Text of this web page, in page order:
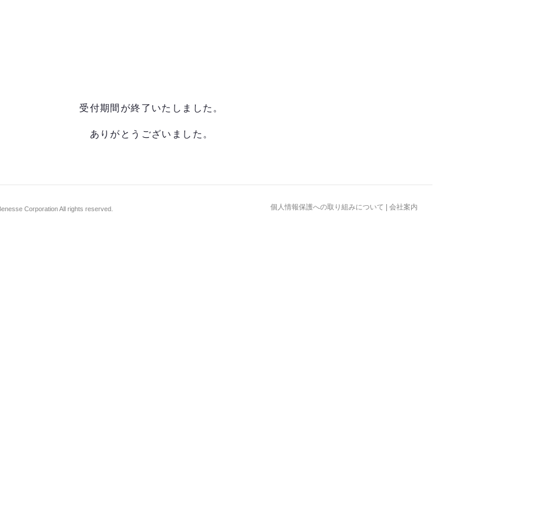
受付期間が終了いたしました。
ありがとうございました。
個人情報保護への取り組みについて 会社案内
Corporation All rights reserved.